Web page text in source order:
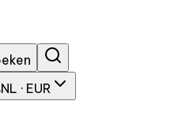
NL · EUR